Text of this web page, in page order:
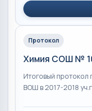
Протокол
Химия СОШ №
Итоговый протокол
ВОШ в 2017-2018